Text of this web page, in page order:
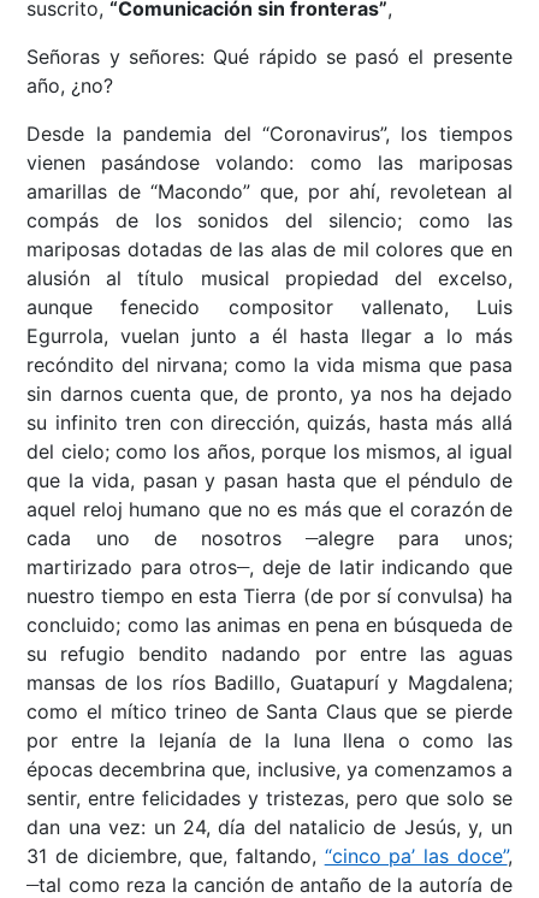
suscrito,“Comunicación sin fronteras”,
Señoras y señores: Qué rápido se pasó el presente
año, ¿no?
Desde la pandemia del “Coronavirus”, los tiempos
vienen pasándose volando: como las mariposas
amarillas de “Macondo” que, por ahí, revoletean al
compás de los sonidos del silencio; como las
mariposas dotadas de las alas de mil colores que en
alusión al título musical propiedad del excelso,
aunque fenecido compositor vallenato, Luis
Egurrola, vuelan junto a él hasta llegar a lo más
recóndito del nirvana; como la vida misma que pasa
sin darnos cuenta que, de pronto, ya nos ha dejado
su infinito tren con dirección, quizás, hasta más allá
del cielo; como los años, porque los mismos, al igual
que la vida, pasan y pasan hasta que el péndulo de
aquel reloj humano que no es más que el corazón de
cada uno de nosotros alegre para unos;
martirizado para otros , deje de latir indicando que
nuestro tiempo en esta Tierra (de por sí convulsa) ha
concluido; como las animas en pena en búsqueda de
su refugio bendito nadando por entre las aguas
mansas de los ríos Badillo, Guatapurí y Magdalena;
como el mítico trineo de Santa Claus que se pierde
por entre la lejanía de la luna llena o como las
épocas decembrina que, inclusive, ya comenzamos a
sentir, entre felicidades y tristezas, pero que solo se
dan una vez: un 24, día del natalicio de Jesús, y, un
31 de diciembre, que, faltando, “cinco pa’ las doce”,
__tal como reza la canción de antaño de la autoría de